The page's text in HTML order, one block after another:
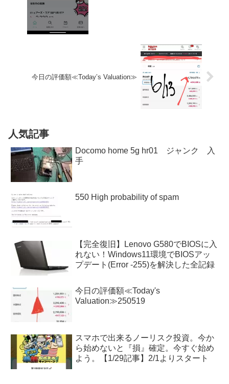
今日の評価額≪Today’s Valuation≫
人気記事
Docomo home 5g hr01 ジャンク 入
手
550 High probability of spam
【完全復旧】Lenovo G580でBIOSに入
れない！Windows11環境でBIOSアッ
プデート(Error -255)を解決した全記録
今日の評価額≪Today's
Valuation≫250519
スマホで出来るノーリスク投資。今か
ら始めないと『損』確定。今すぐ始め
よう。【1/29記事】2/1よりスタート